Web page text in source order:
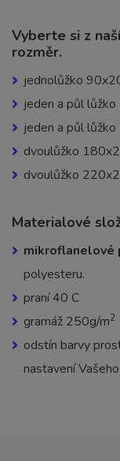
Vyberte si z
rozměr.
jednolůžko
jeden a půl
jeden a půl
dvoulůžko
dvoulůžko
Materialové
mikroflanelové
polyesteru.
praní 40 C
gramáž 250g/m2
odstín barvy
nastavení